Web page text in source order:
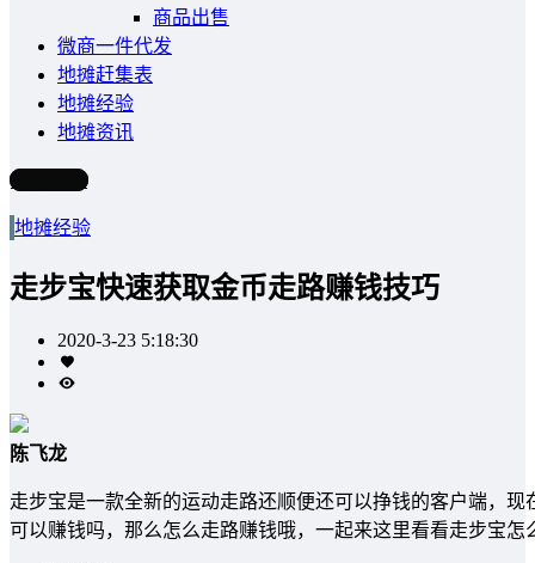
商品出售
微商一件代发
地摊赶集表
地摊经验
地摊资讯
写文章
地摊经验
走步宝快速获取金币走路赚钱技巧
2020-3-23 5:18:30
陈飞龙
走步宝是一款全新的运动走路还顺便还可以挣钱的客户端，
可以赚钱吗，那么怎么走路赚钱哦，一起来这里看看走步宝